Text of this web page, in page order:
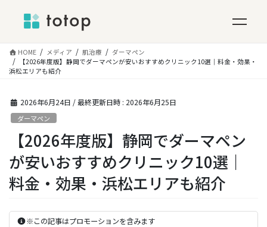
HOME メディア 肌治療
ダーマペン
【2026年度版】静岡でダーマペンが安いおすすめクリニック10選｜料金・効果・
浜松エリアも紹介
2026年6月24日 / 最終更新日時 : 2026年6月25日
ダーマペン
【2026年度版】静岡でダーマペン
が安いおすすめクリニック10選｜
料金・効果・浜松エリアも紹介
※この記事はプロモーションを含みます